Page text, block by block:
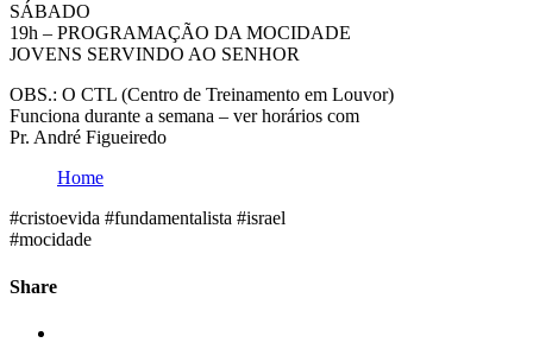
SÁBADO
19h – PROGRAMAÇÃO DA MOCIDADE
JOVENS SERVINDO AO SENHOR
OBS.: O CTL (Centro de Treinamento em Louvor)
Funciona durante a semana – ver horários com
Pr. André Figueiredo
Home
#cristoevida #fundamentalista #israel
#mocidade
Share